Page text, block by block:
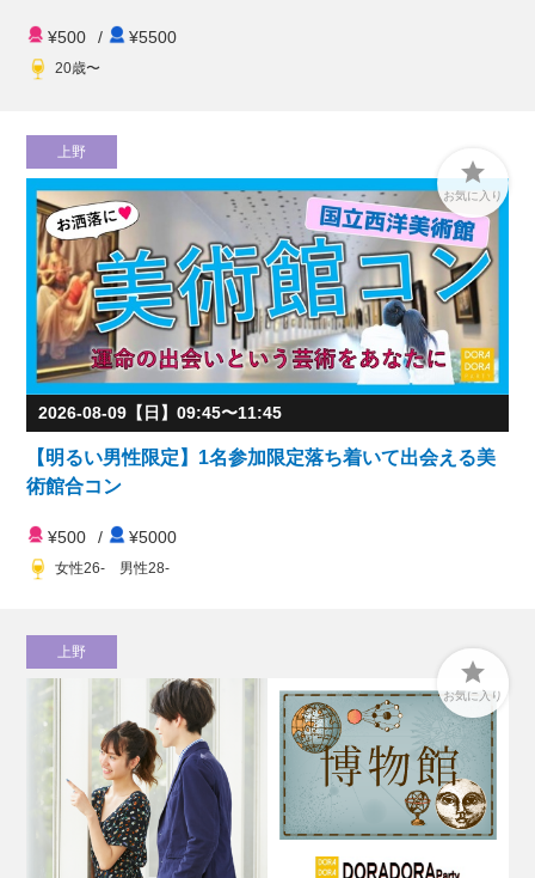
¥500 / ¥5500
20歳〜
上野

お気に入り
2026-08-09【日】09:45〜11:45
【明るい男性限定】1名参加限定落ち着いて出会える美
術館合コン
¥500 / ¥5000
女性26- 男性28-
上野

お気に入り